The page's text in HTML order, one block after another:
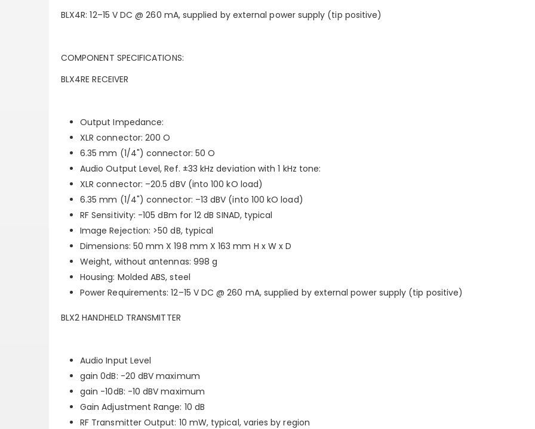
BLX4R: 12–15 V DC @ 260 mA, supplied by external power supply (tip positive)
COMPONENT SPECIFICATIONS:
BLX4RE RECEIVER
Output Impedance:
XLR connector: 200 O
6.35 mm (1/4") connector: 50 O
Audio Output Level, Ref. ±33 kHz deviation with 1 kHz tone:
XLR connector: –20.5 dBV (into 100 kO load)
6.35 mm (1/4") connector: –13 dBV (into 100 kO load)
RF Sensitivity: -105 dBm for 12 dB SINAD, typical
Image Rejection: >50 dB, typical
Dimensions: 50 mm X 198 mm X 163 mm H x W x D
Weight, without antennas: 998 g
Housing: Molded ABS, steel
Power Requirements: 12–15 V DC @ 260 mA, supplied by external power supply (tip positive)
BLX2 HANDHELD TRANSMITTER
Audio Input Level
gain 0dB: -20 dBV maximum
gain -10dB: -10 dBV maximum
Gain Adjustment Range: 10 dB
RF Transmitter Output: 10 mW, typical, varies by region